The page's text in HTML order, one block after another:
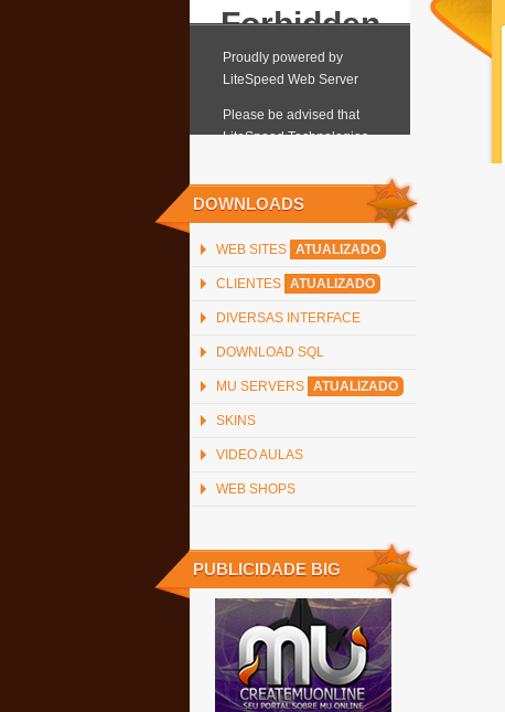
DOWNLOADS
WEB SITES ATUALIZADO
CLIENTES ATUALIZADO
DIVERSAS INTERFACE
DOWNLOAD SQL
MU SERVERS ATUALIZADO
SKINS
VIDEO AULAS
WEB SHOPS
PUBLICIDADE BIG